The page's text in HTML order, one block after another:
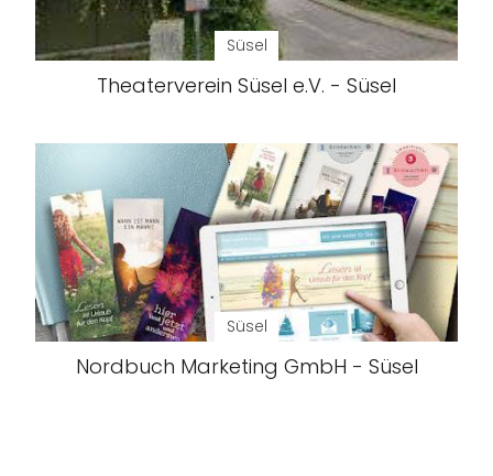
Süsel
Theaterverein Süsel e.V. - Süsel
Süsel
Nordbuch Marketing GmbH - Süsel